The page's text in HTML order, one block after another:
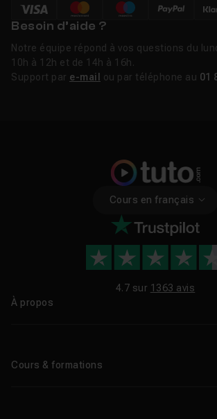
Besoin d’aide ?
Notre équipe répond à vos questions du
10h à 12h et de 14h à 16h.
Support par e-mail ou par téléphone au 01
Cours en français
4.7 sur 1363 avis
À propos
Cours & formations